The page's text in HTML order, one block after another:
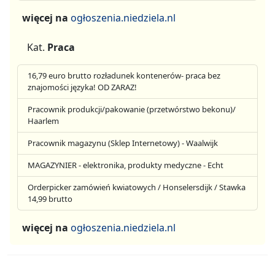
więcej na ogłoszenia.niedziela.nl
Kat. Praca
16,79 euro brutto rozładunek kontenerów- praca bez
znajomości języka! OD ZARAZ!
Pracownik produkcji/pakowanie (przetwórstwo bekonu)/
Haarlem
Pracownik magazynu (Sklep Internetowy) - Waalwijk
MAGAZYNIER - elektronika, produkty medyczne - Echt
Orderpicker zamówień kwiatowych / Honselersdijk / Stawka
14,99 brutto
więcej na ogłoszenia.niedziela.nl